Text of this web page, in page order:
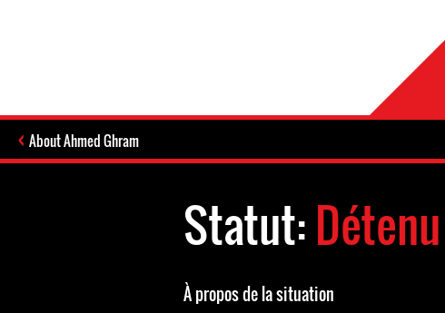
About Ahmed Ghram
Statut:Détenu
À propos de la situation